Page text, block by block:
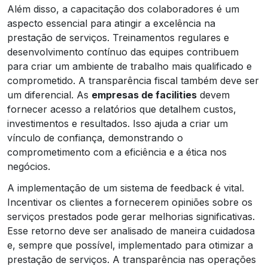
Além disso, a capacitação dos colaboradores é um
aspecto essencial para atingir a excelência na
prestação de serviços. Treinamentos regulares e
desenvolvimento contínuo das equipes contribuem
para criar um ambiente de trabalho mais qualificado e
comprometido. A transparência fiscal também deve ser
um diferencial. As empresas de facilities devem
fornecer acesso a relatórios que detalhem custos,
investimentos e resultados. Isso ajuda a criar um
vínculo de confiança, demonstrando o
comprometimento com a eficiência e a ética nos
negócios.
A implementação de um sistema de feedback é vital.
Incentivar os clientes a fornecerem opiniões sobre os
serviços prestados pode gerar melhorias significativas.
Esse retorno deve ser analisado de maneira cuidadosa
e, sempre que possível, implementado para otimizar a
prestação de serviços. A transparência nas operações